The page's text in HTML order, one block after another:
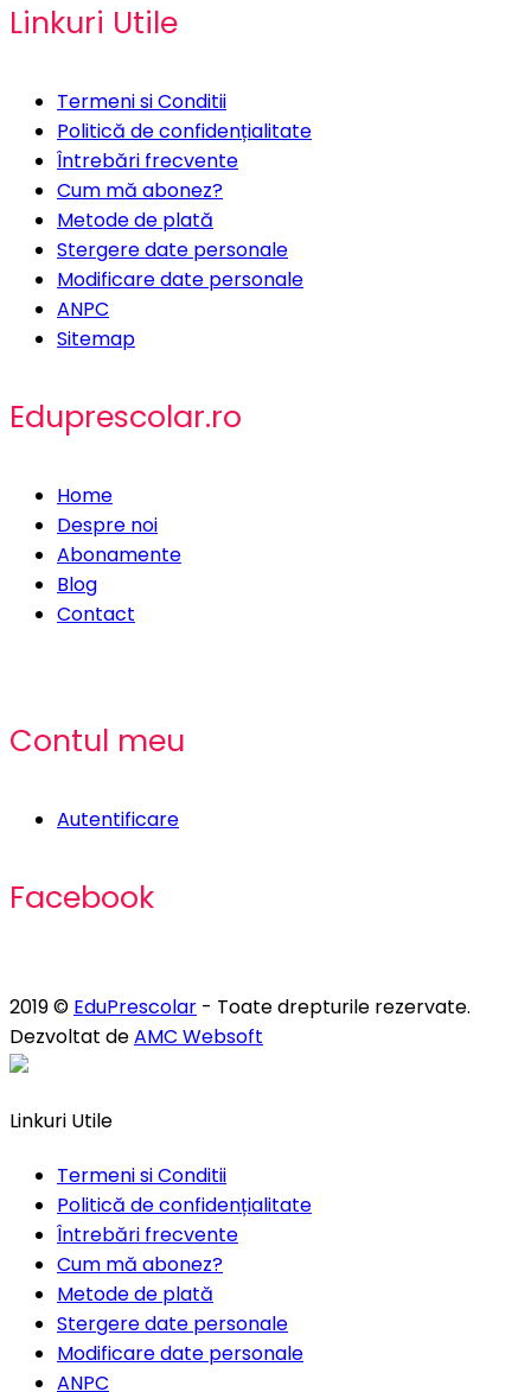
Linkuri Utile
Termeni si Conditii
Politică de confidențialitate
Întrebări frecvente
Cum mă abonez?
Metode de plată
Stergere date personale
Modificare date personale
ANPC
Sitemap
Eduprescolar.ro
Home
Despre noi
Abonamente
Blog
Contact
Contul meu
Autentificare
Facebook
2019 © EduPrescolar - Toate drepturile rezervate.
Dezvoltat deAMC Websoft
Linkuri Utile
Termeni si Conditii
Politică de confidențialitate
Întrebări frecvente
Cum mă abonez?
Metode de plată
Stergere date personale
Modificare date personale
ANPC